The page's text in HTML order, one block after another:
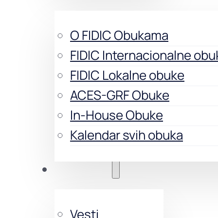
O FIDIC Obukama
FIDIC Internacionalne
FIDIC Lokalne obuke
ACES-GRF Obuke
In-House Obuke
Kalendar svih obuka
Vesti